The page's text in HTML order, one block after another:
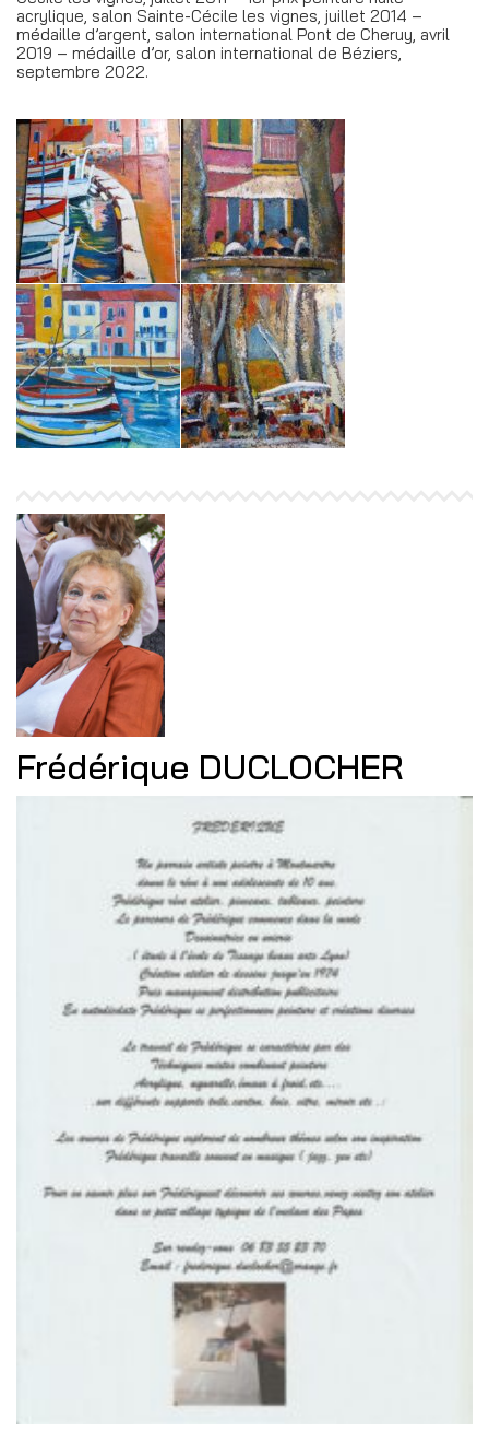
acrylique, salon Sainte-Cécile les vignes, juillet 2014 –
médaille d’argent, salon international Pont de Cheruy, avril
2019 – médaille d’or, salon international de Béziers,
septembre 2022.
Frédérique DUCLOCHER